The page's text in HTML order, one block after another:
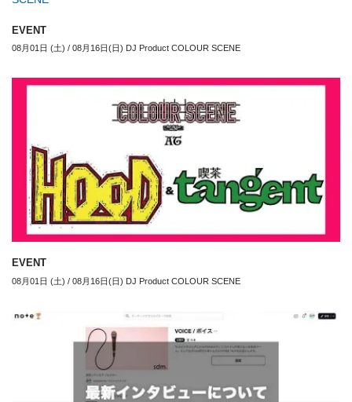
EVENT
08月01日 (土) / 08月16日(日) DJ Product COLOUR SCENE
EVENT
08月01日 (土) / 08月16日(日) DJ Product COLOUR SCENE